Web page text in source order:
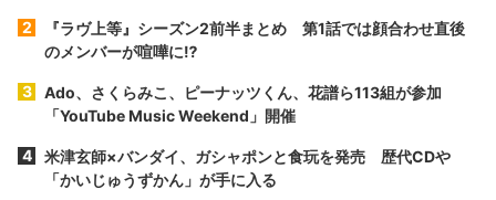
『ラヴ上等』シーズン2前半まとめ 第1話では顔合わせ直後
のメンバーが喧嘩に⁉︎
Ado、さくらみこ、ピーナッツくん、花譜ら113組が参加
「YouTube Music Weekend」開催
米津玄師×バンダイ、ガシャポンと食玩を発売 歴代CDや
「かいじゅうずかん」が手に入る